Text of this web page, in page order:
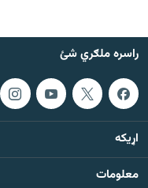
راسره ملګري شئ
اړيکه
معلومات